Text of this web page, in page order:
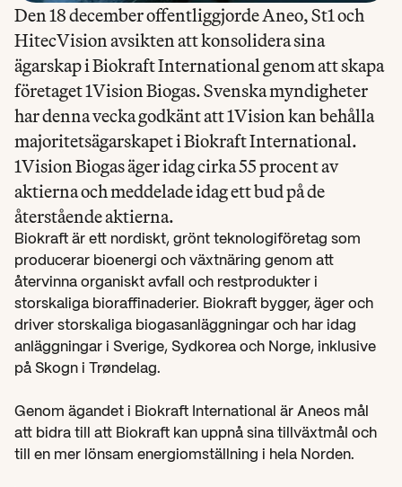
Den 18 december offentliggjorde Aneo, St1 och
HitecVision avsikten att konsolidera sina
ägarskap i Biokraft International genom att skapa
företaget 1Vision Biogas. Svenska myndigheter
har denna vecka godkänt att 1Vision kan behålla
majoritetsägarskapet i Biokraft International.
1Vision Biogas äger idag cirka 55 procent av
aktierna och meddelade idag ett bud på de
Biokraft är ett nordiskt, grönt teknologiföretag som
producerar bioenergi och växtnäring genom att
återvinna organiskt avfall och restprodukter i
storskaliga bioraffinaderier. Biokraft bygger, äger och
driver storskaliga biogasanläggningar och har idag
anläggningar i Sverige, Sydkorea och Norge, inklusive
på Skogn i Trøndelag.
Genom ägandet i Biokraft International är Aneos mål
att bidra till att Biokraft kan uppnå sina tillväxtmål och
till en mer lönsam energiomställning i hela Norden.